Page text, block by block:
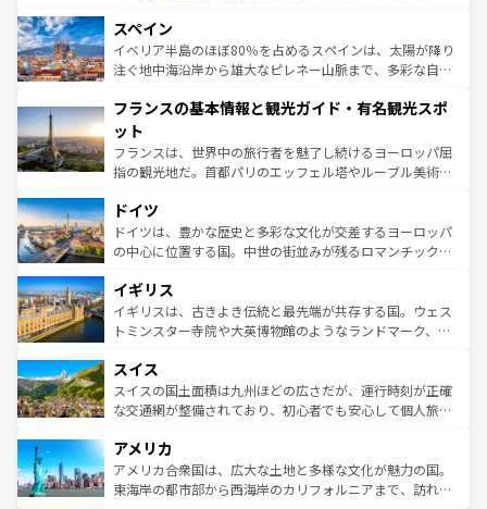
ろん、トスカーナの美しい田園風景やアマルフィ海岸の絶
景など、自然景観も見逃せない。観光の合間には、本場の
ピザやパスタなど、絶品のイタリア料理を堪能することも
ませてくれるイタリアで、忘れられない旅をしてみよう！
なお、新着のイタリア情報は
しい。
スペイン
イベリア半島のほぼ80％を占めるスペインは、太陽が降り
注ぐ地中海沿岸から雄大なピレネー山脈まで、多彩な自然
文化が根付くこの国では、情熱的なフラメンコ、熱気あふ
れる闘牛、そして美味しいタパスが生活の一部となってい
る。首都マドリードの洗練された雰囲気や、バルセロナの
アートに溢れた街角から、地方では古代ローマ遺跡や中世
せる。地方によって風土や気候が異なるスペインはその個
性で訪れる人を魅了する。 なお、新着のスペイン情報は コ
ンテンツ一覧を参照してほしい。
フランスの基本情報と観光ガイド・有名観光スポ
ット
フランスは、世界中の旅行者を魅了し続けるヨーロッパ屈
指の観光地だ。首都パリのエッフェル塔やルーブル美術館
で、幅広い魅力が詰まっている。華麗な宮殿、歴史的な大
聖堂、美しいビーチ、そして豊かな自然が、訪れる者を心
から魅了する。また、フランスは美食の国としても知ら
いる。シャンパンの発祥地であるランス、プロヴァンスの
香り高いラベンダー畑など、多彩な楽しみ方が可能だ。さ
らに、パリ以外の地域にも魅力が溢れており、どの街角に
れる地方に足を運ぶとそれぞれで全く異なる文化を体験で
きるだろう。 なお、新着のフランス情報はコンテンツ一覧
を参照してほしい。
ドイツ
ドイツは、豊かな歴史と多彩な文化が交差するヨーロッパ
の中心に位置する国。中世の街並みが残るロマンチック街
顔を持つこの国は、どこを歩いても飽きることがない。ベ
ルリンの文化的活気、バイエルン州のアルプスの絶景、そ
してライン川沿いのワイン畑といった風景は必見。ビール
は、お酒好きな人にはぜひ体験してほしい。 なお、新着の
ドイツ情報はコンテンツ一覧を参照してほしい。
イギリス
イギリスは、古きよき伝統と最先端が共存する国。ウェス
トミンスター寺院や大英博物館のようなランドマーク、歴
リアごとに異なる魅力がある。また、優雅なアフタヌーン
ティー、ビール好きにはたまらない英国パブ、サッカー観
戦など、本場だからこそできる体験も豊富。イギリスを旅
ンツ一覧を参照してほしい。
スイス
スイスの国土面積は九州ほどの広さだが、運行時刻が正確
な交通網が整備されており、初心者でも安心して個人旅行
の建物がそのまま残る町や、スイスならではのユニークな
博物館もあり、アルプス観光だけでなく町歩きも満喫する
ことができる。国民の所得が高いため物価も高いが、旅行
アメリカ
アメリカ合衆国は、広大な土地と多様な文化が魅力の国。
東海岸の都市部から西海岸のカリフォルニアまで、訪れる